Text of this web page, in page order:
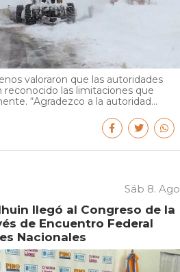
valoraron que las autoridades
reconocido las limitaciones que
“Agradezco a la autoridad...
Sáb 8. Ago
llegó al Congreso de la
de Encuentro Federal
Nacionales